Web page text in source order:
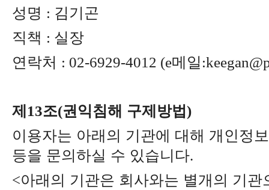
성명 : 김기곤
직책 : 실장
연락처 : 02-6929-4012 (e메일
제13조(권익침해 구제방법)
이용자는 아래의 기관에 대해 개인정
등을 문의하실 수 있습니다.
<아래의 기관은 회사와는 별개의 기관